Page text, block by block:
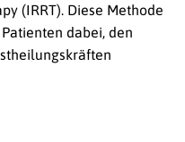
(IRRT). Diese Methode
dabei, den